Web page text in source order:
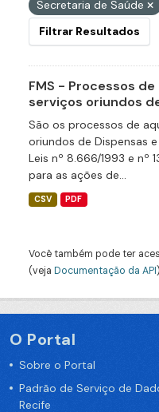
Secretaria de Saúde
Filtrar Resultados
FMS - Processos
serviços oriundos
São os processos de
oriundos de Dispensas
Leis nº 8.666/1993 e nº
para as ações de...
CSV PDF
Você também pode ter
(veja Documentação da API
O Portal
Sobre o Portal
Padrão de Serviço de
Recife